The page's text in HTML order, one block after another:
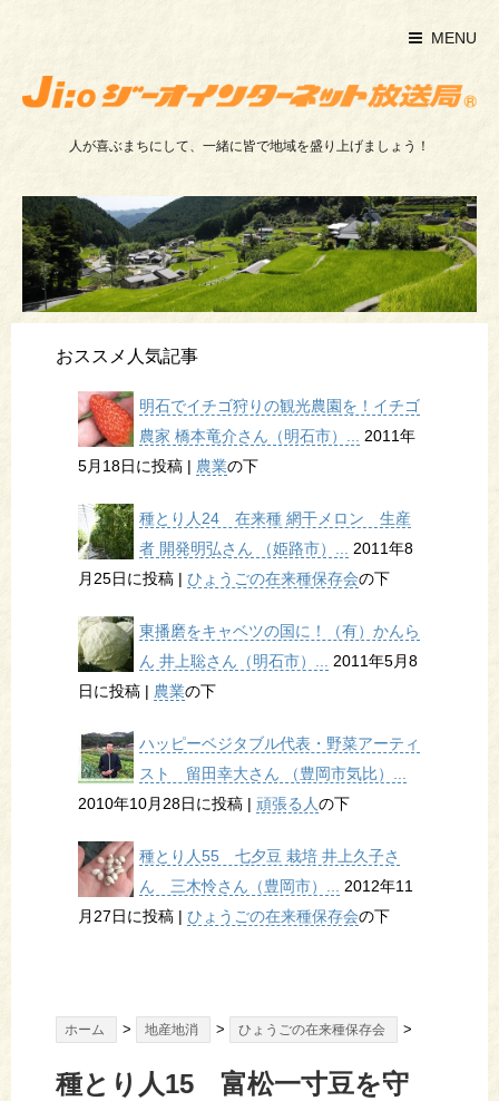
MENU
人が喜ぶまちにして、一緒に皆で地域を盛り上げましょう！
おススメ人気記事
明石でイチゴ狩りの観光農園を！イチゴ
農家 橋本竜介さん（明石市）... 2011年
5月18日に投稿 | 農業の下
種とり人24 在来種 網干メロン 生産
者 開発明弘さん （姫路市）... 2011年8
月25日に投稿 | ひょうごの在来種保存会の下
東播磨をキャベツの国に！（有）かんら
ん 井上聡さん（明石市）... 2011年5月8
日に投稿 | 農業の下
ハッピーベジタブル代表・野菜アーティ
スト 留田幸大さん （豊岡市気比）...
2010年10月28日に投稿 | 頑張る人の下
種とり人55 七夕豆 栽培 井上久子さ
ん 三木怜さん（豊岡市）... 2012年11
月27日に投稿 | ひょうごの在来種保存会の下
ホーム > 地産地消 > ひょうごの在来種保存会 >
種とり人15 富松一寸豆を守